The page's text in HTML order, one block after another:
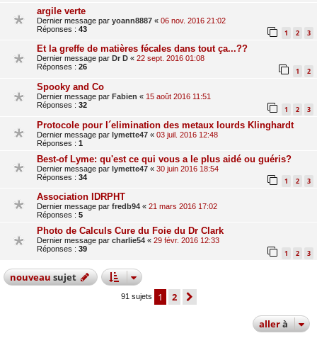
argile verte
Dernier message par yoann8887 « 06 nov. 2016 21:02
Réponses : 43 1 2 3
Et la greffe de matières fécales dans tout ça...??
Dernier message par Dr D « 22 sept. 2016 01:08
Réponses : 26 1 2
Spooky and Co
Dernier message par Fabien « 15 août 2016 11:51
Réponses : 32 1 2 3
Protocole pour l´elimination des metaux lourds Klinghardt
Dernier message par lymette47 « 03 juil. 2016 12:48
Réponses : 1
Best-of Lyme: qu'est ce qui vous a le plus aidé ou guéris?
Dernier message par lymette47 « 30 juin 2016 18:54
Réponses : 34 1 2 3
Association IDRPHT
Dernier message par fredb94 « 21 mars 2016 17:02
Réponses : 5
Photo de Calculs Cure du Foie du Dr Clark
Dernier message par charlie54 « 29 févr. 2016 12:33
Réponses : 39 1 2 3
nouveausujet
91 sujets 1 2
allerà